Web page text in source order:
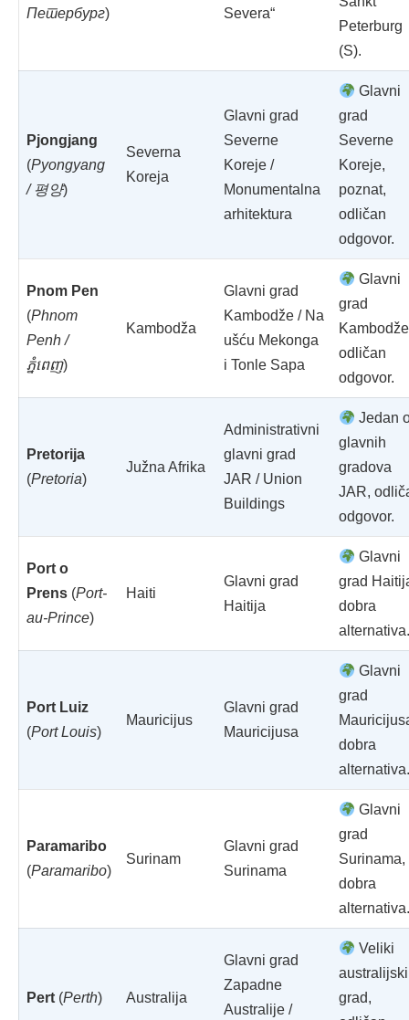
Петербург)
Severa“
Peterburg
(S).
Pjongjang
(Pyongyang
/ 평양)
Severna
Koreja
Glavni grad
Severne
Koreje /
Monumentalna
arhitektura
Glavni
grad
Severne
Koreje,
poznat,
odličan
odgovor.
Pnom Pen
(Phnom
Penh /
ភ្នំពេញ)
Kambodža
Glavni grad
Kambodže / Na
ušću Mekonga
i Tonle Sapa
Glavni
grad
odličan
odgovor.
Pretorija
(Pretoria)
Južna Afrika
Administrativni
glavni grad
JAR / Union
Buildings
Jedan
glavnih
gradova
JAR,
odgovor.
Port o
Prens (Port-
au-Prince)
Haiti
Glavni grad
Haitija
Glavni
grad
dobra
alternativa.
Port Luiz
(Port Louis)
Mauricijus
Glavni grad
Mauricijusa
Glavni
grad
dobra
alternativa.
Paramaribo
(Paramaribo)
Surinam
Glavni grad
Surinama
Glavni
grad
Surinama,
dobra
alternativa.
Pert (Perth) Australija
Glavni grad
Zapadne
Australije /
Veliki
australijski
grad,